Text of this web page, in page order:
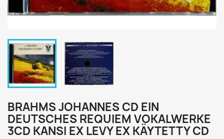
BRAHMS JOHANNES CD EIN
DEUTSCHES REQUIEM VOKALWERKE
3CD KANSI EX LEVY EX KÄYTETTY CD